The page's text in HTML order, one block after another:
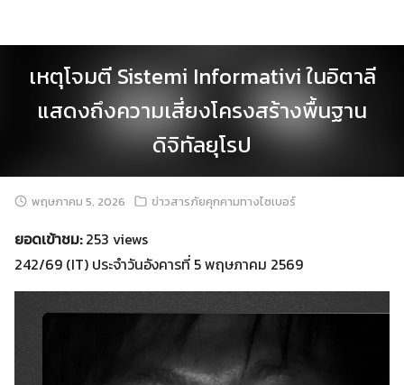
เหตุโจมตี Sistemi Informativi ในอิตาลี
แสดงถึงความเสี่ยงโครงสร้างพื้นฐาน
ดิจิทัลยุโรป
พฤษภาคม 5, 2026 ข่าวสารภัยคุกคามทางไซเบอร์
ยอดเข้าชม:253 views
242/69 (IT) ประจำวันอังคารที่ 5 พฤษภาคม 2569